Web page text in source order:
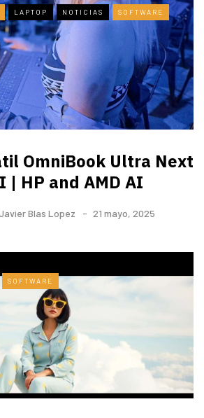
LAPTOP NOTICIAS SOFTWARE
OmniBook Ultra ​Next
| HP and AMD AI
Blas Lopez 21 mayo, 2025
SOFTWARE